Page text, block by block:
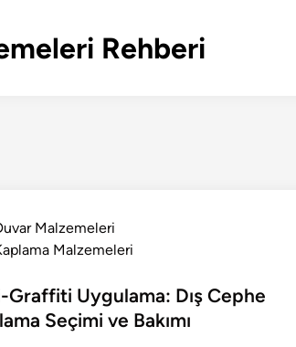
Rehberi
Malzemeleri
Malzemeleri
Uygulama: Dış Cephe
Seçimi ve Bakımı